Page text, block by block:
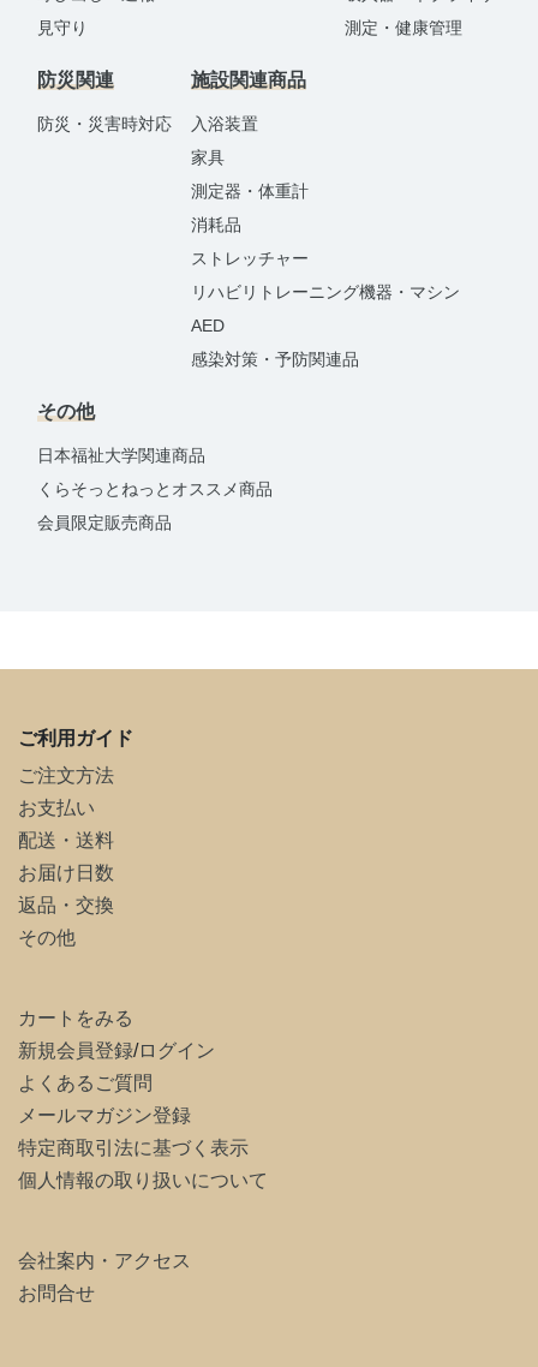
見守り
測定・健康管理
防災関連
防災・災害時対応
施設関連商品
入浴装置
家具
測定器・体重計
消耗品
ストレッチャー
リハビリトレーニング機器・マシン
AED
感染対策・予防関連品
その他
日本福祉大学関連商品
くらそっとねっとオススメ商品
会員限定販売商品
ご利用ガイド
ご注文方法
お支払い
配送・送料
お届け日数
返品・交換
その他
カートをみる
新規会員登録/ログイン
よくあるご質問
メールマガジン登録
特定商取引法に基づく表示
個人情報の取り扱いについて
会社案内・アクセス
お問合せ